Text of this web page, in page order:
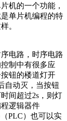
机的一个功能，
单片机编程的特
。
电路，时序电路
制中有很多应
钮的楼道灯开
自动灭，当按钮
间超过2s，则灯
逻辑器件
PLC）也可以实